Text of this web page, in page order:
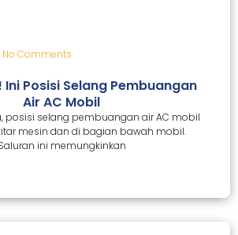
No Comments
Ini Posisi Selang Pembuangan
Air AC Mobil
posisi selang pembuangan air AC mobil
mesin dan di bagian bawah mobil.
ini memungkinkan